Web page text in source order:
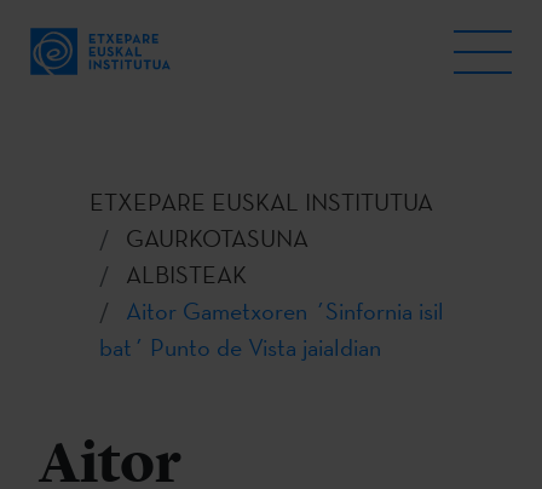
ETXEPARE EUSKAL INSTITUTUA
GAURKOTASUNA
ALBISTEAK
Aitor Gametxoren ´Sinfornia isil
bat´ Punto de Vista jaialdian
Aitor